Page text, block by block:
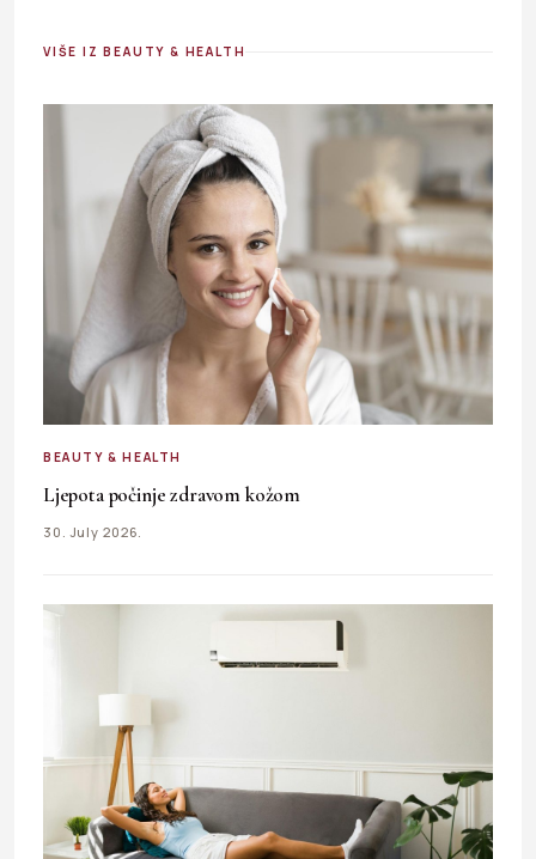
VIŠE IZ BEAUTY & HEALTH
BEAUTY & HEALTH
Ljepota počinje zdravom kožom
30. July 2026.